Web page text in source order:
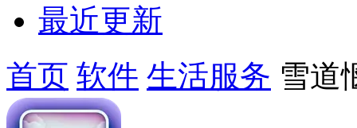
最近更新
首页 软件 生活服务 雪道